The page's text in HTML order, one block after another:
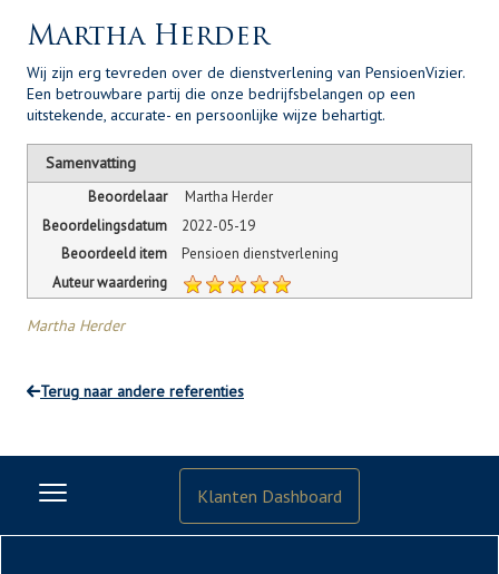
Martha Herder
Wij zijn erg tevreden over de dienstverlening van PensioenVizier.
Een betrouwbare partij die onze bedrijfsbelangen op een
uitstekende, accurate- en persoonlijke wijze behartigt.
Samenvatting
Beoordelaar
Martha Herder
Beoordelingsdatum
2022-05-19
Beoordeeld item
Pensioen dienstverlening
Auteur waardering
Martha Herder
Terug naar andere referenties
Klanten Dashboard